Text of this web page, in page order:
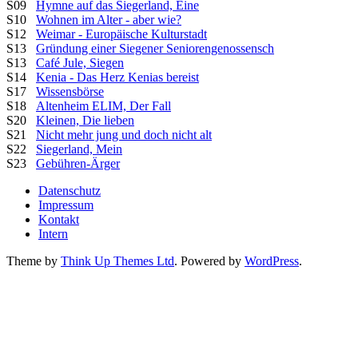
S09 Hymne auf das Siegerland, Eine
S10 Wohnen im Alter - aber wie?
S12 Weimar - Europäische Kulturstadt
S13 Gründung einer Siegener Seniorengenossensch
S13 Café Jule, Siegen
S14 Kenia - Das Herz Kenias bereist
S17 Wissensbörse
S18 Altenheim ELIM, Der Fall
S20 Kleinen, Die lieben
S21 Nicht mehr jung und doch nicht alt
S22 Siegerland, Mein
S23 Gebühren-Ärger
Datenschutz
Impressum
Kontakt
Intern
Theme by Think Up Themes Ltd. Powered by WordPress.